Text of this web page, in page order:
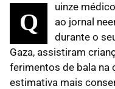
Q
uinze
ao jornal
durante o
Gaza, assistiram
ferimentos de bala na
estimativa mais